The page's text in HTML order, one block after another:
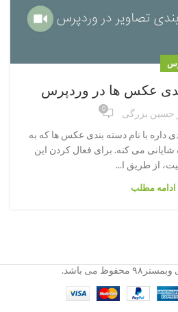
عکس ها در وردپرس
حسین بزرگی 0
داره با نام دسته بندی عکس ها که به
شایانی می کنه. برای فعال کردن این
از طریق ا...
ادامه مطلب
می باشد.